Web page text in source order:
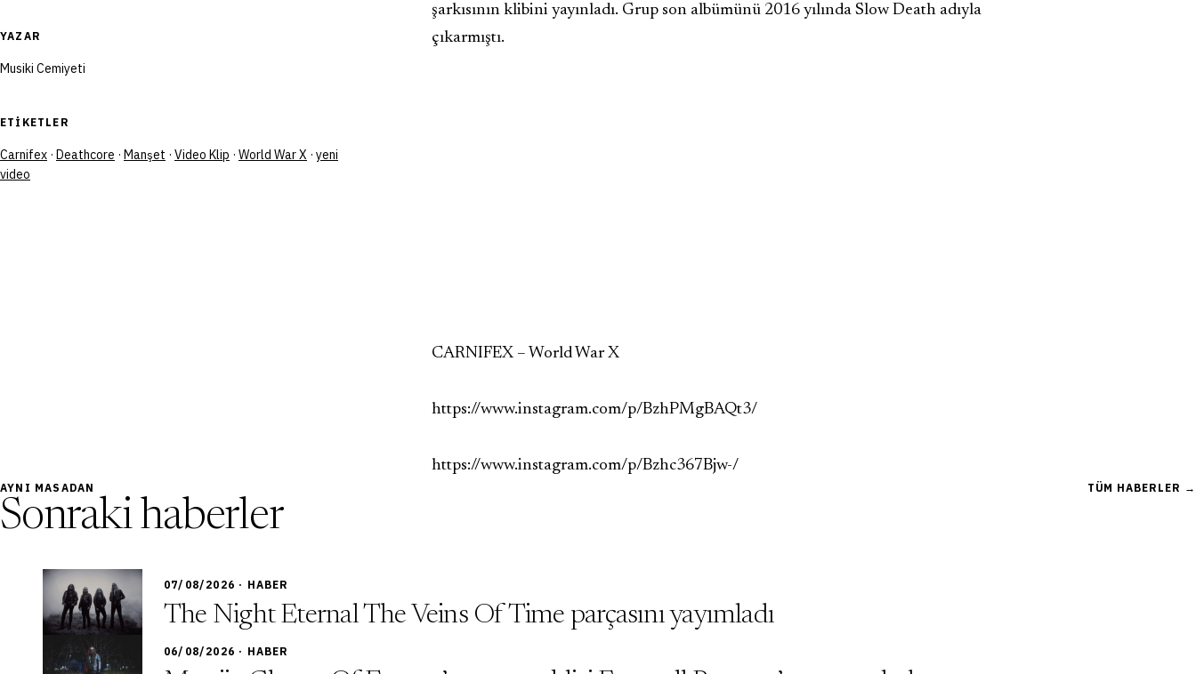
YAZAR
Musiki Cemiyeti
ETIKETLER
Carnifex · Deathcore · Manşet · Video Klip · World War X · yeni
video
şarkısının klibini yayınladı. Grup son albümünü 2016 yılında Slow Death adıyla
çıkarmıştı.
CARNIFEX – World War X
https://www.instagram.com/p/BzhPMgBAQt3/
https://www.instagram.com/p/Bzhc367Bjw-/
AYNI MASADAN
Sonraki haberler
TÜM HABERLER →
07/08/2026 · HABER
The Night Eternal The Veins Of Time parçasını yayımladı
06/08/2026 · HABER